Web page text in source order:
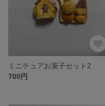
ミニチュアお菓子セット2
700円